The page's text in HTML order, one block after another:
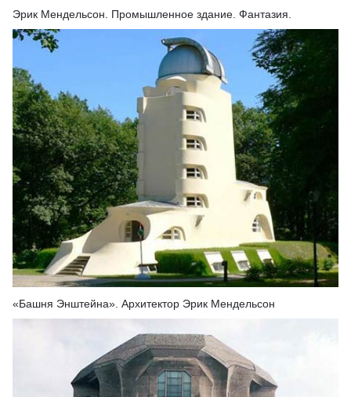
Эрик Мендельсон. Промышленное здание. Фантазия.
«Башня Энштейна». Архитектор Эрик Мендельсон